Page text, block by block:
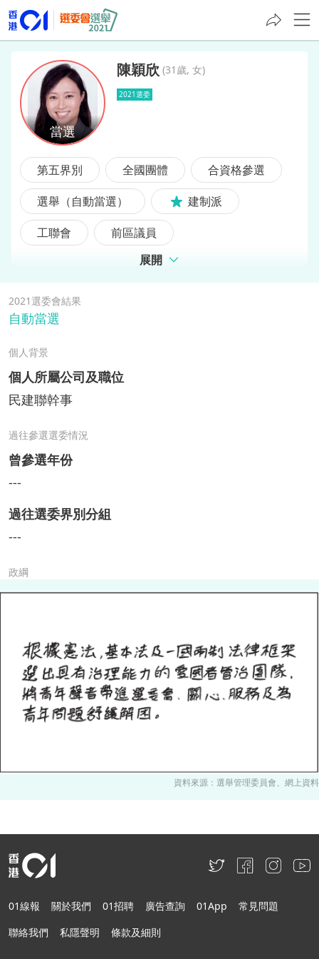
陳穎欣
陳穎欣 (31歲, 女)
2021選委
第五界別 全國團體
合資格參選
選舉（自動當選）
建制派
工聯會
前區議員
展開
2021選委會結果
自動當選
個人背景
個人所屬公司及職位
民建聯幹事
過往參選選委情況
曾參選年份
---
過往選委界別分組
---
政綱
資料來源：選舉管理委員會、網上資料
01線報 關於我們 01招聘 廣告查詢 01App
常見問題
聯絡我們
私隱聲明 條款及細則